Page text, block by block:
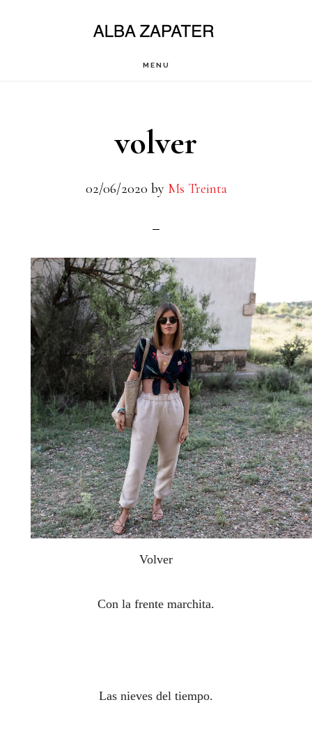
MENU
volver
02/06/2020 by Ms Treinta
Volver
Con la frente marchita.
Las nieves del tiempo.